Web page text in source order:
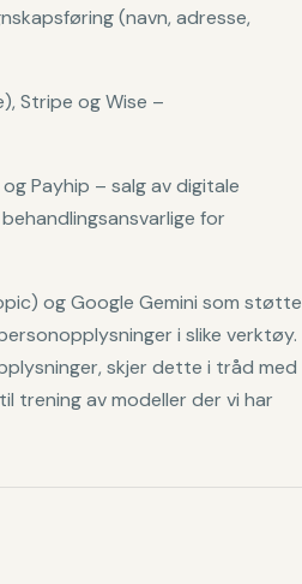
(navn, adresse,
Stripe og Wise –
Payhip – salg av digitale
for
og Google Gemini som støtte
i slike verktøy.
skjer dette i tråd med
trening av modeller der vi har